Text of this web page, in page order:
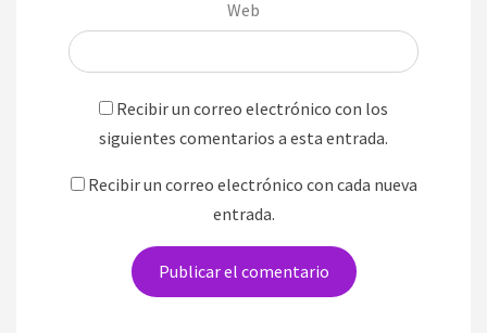
Web
Recibir un correo electrónico con los
siguientes comentarios a esta entrada.
Recibir un correo electrónico con cada nueva
entrada.